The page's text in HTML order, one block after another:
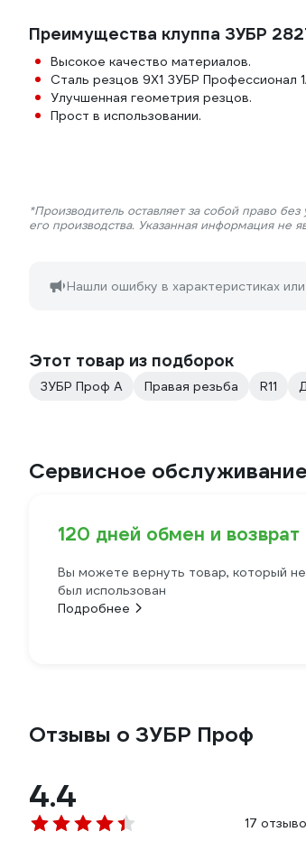
Преимущества клуппа ЗУБР
Высокое качество материалов.
Сталь резцов 9Х1 ЗУБР Профессионал
Улучшенная геометрия резцов.
Прост в использовании.
*Производитель оставляет за собой право
его производства. Указанная информация не
Нашли ошибку в характеристиках
Этот товар из подборок
ЗУБР Проф А Правая резьба R11
Сервисное обслуживание
120 дней обмен и возврат
Вы можете вернуть товар, который не
был использован
Подробнее
Отзывы о ЗУБР Проф
4.4
17